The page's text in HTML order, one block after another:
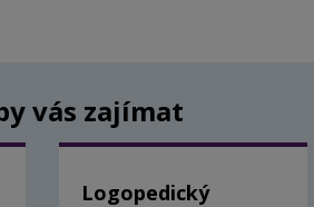
vás zajímat
Logopedický